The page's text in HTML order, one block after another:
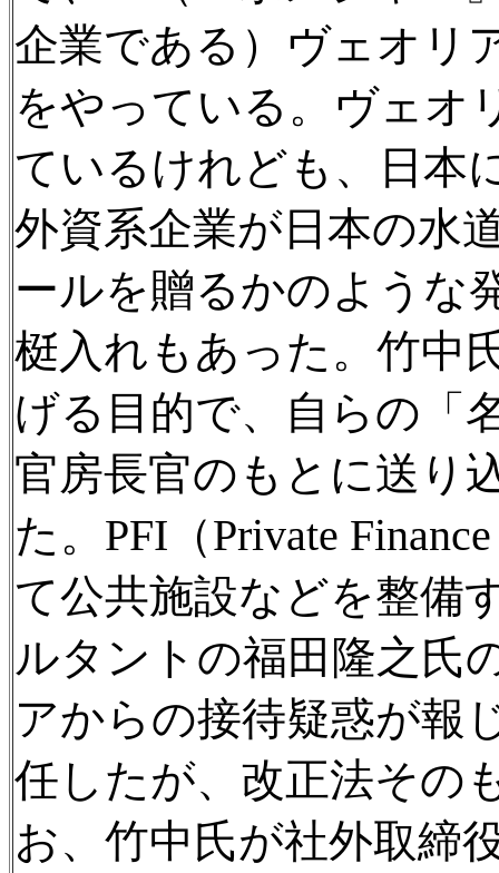
企業である）ヴェオリ
をやっている。ヴェオ
ているけれども、日本
外資系企業が日本の水
ールを贈るかのような
梃入れもあった。竹中
げる目的で、自らの「
官房長官のもとに送り
た。PFI（Private
て公共施設などを整備
ルタントの福田隆之氏
アからの接待疑惑が報
任したが、改正法その
お、竹中氏が社外取締